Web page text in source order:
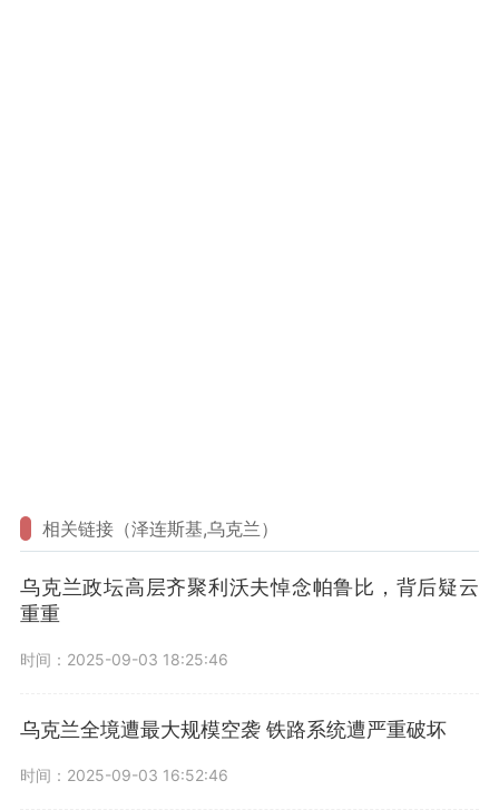
相关链接（泽连斯基,乌克兰）
乌克兰政坛高层齐聚利沃夫悼念帕鲁比，背后疑云
重重
时间：2025-09-03 18:25:46
乌克兰全境遭最大规模空袭 铁路系统遭严重破坏
时间：2025-09-03 16:52:46